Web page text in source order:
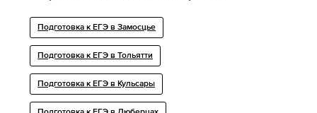
Подготовка к ЕГЭ в Замосцье
Подготовка к ЕГЭ в Тольятти
Подготовка к ЕГЭ в Кульсары